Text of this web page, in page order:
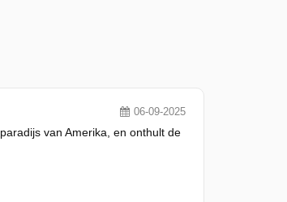
06-09-2025
van Amerika, en onthult de